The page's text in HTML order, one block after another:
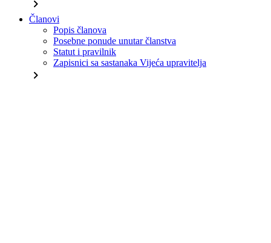
chevron_right
Članovi
Popis članova
Posebne ponude unutar članstva
Statut i pravilnik
Zapisnici sa sastanaka Vijeća upravitelja
chevron_right